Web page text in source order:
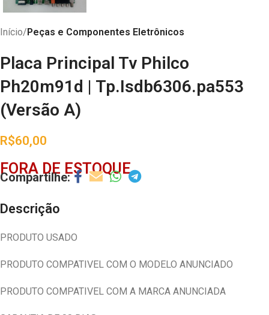
Início Peças e Componentes Eletrônicos
Placa Principal Tv Philco
Ph20m91d | Tp.Isdb6306.pa553
(Versão A)
R$60,00
FORA DE ESTOQUE
Descrição
PRODUTO USADO
PRODUTO COMPATIVEL COM O MODELO ANUNCIADO
PRODUTO COMPATIVEL COM A MARCA ANUNCIADA